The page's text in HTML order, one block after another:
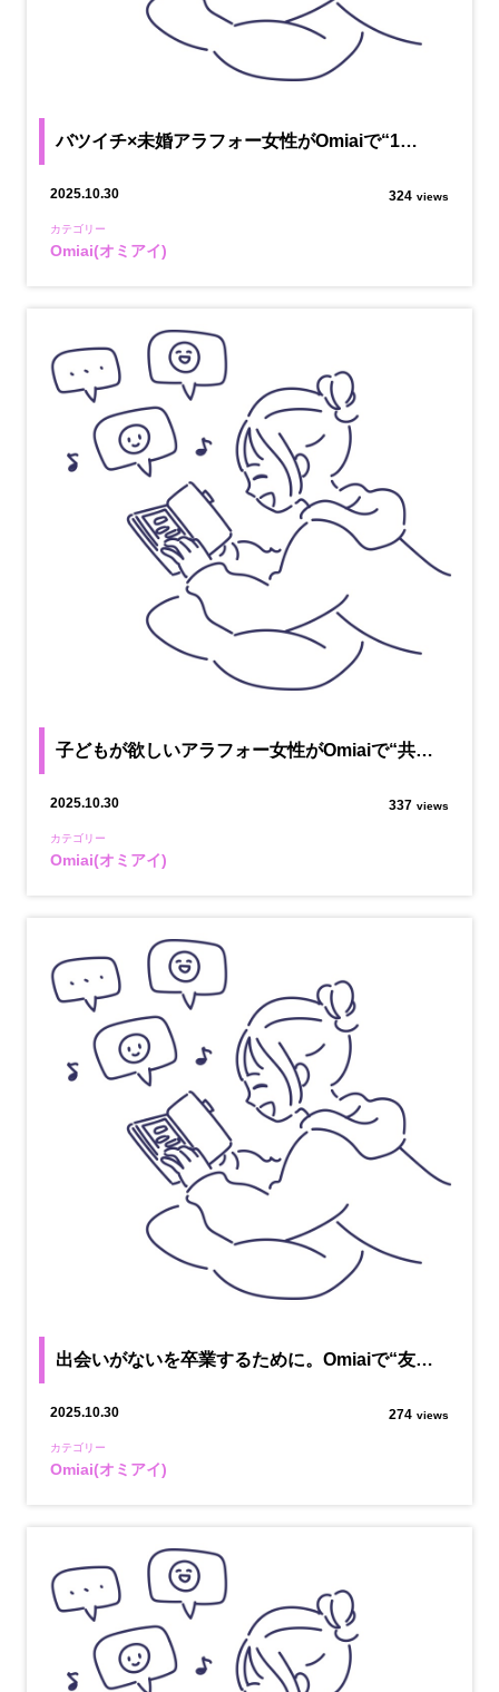
バツイチ×未婚アラフォー女性がOmiaiで“1…
2025.10.30 324 views
カテゴリー
Omiai(オミアイ)
子どもが欲しいアラフォー女性がOmiaiで“共…
2025.10.30 337 views
カテゴリー
Omiai(オミアイ)
出会いがないを卒業するために。Omiaiで“友…
2025.10.30 274 views
カテゴリー
Omiai(オミアイ)